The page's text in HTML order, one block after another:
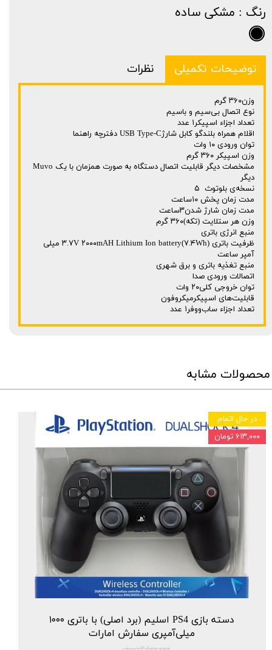
رنگ : مشکی ساده
توضیحات تکمیلی نظرات
وزن۳۶۰ گرم
نوع اتصال بی‌سیم و باسیم
تعداد اجزاء اسپیکر۱ عدد
اقلام همراه بلندگو کابل شارژUSB Type-C دفترچه راهنما
توان ورودی ۱۰ وات
وزن اسپیکر ۳۶۰ گرم
مشخصات دیگر قابلیت اتصال دستگاه به صورت همزمان با یک Muvo
دیگر
نسخه‌ی بلوتوث ۵
مدت زمان پخش ۱۰ساعت
مدت زمان شارژ شدن۳ساعت
وزن هر ستلایت (تکه)۳۶۰ گرم
منبع انرژی باتری
ظرفیت باتری ۳.۷V ۲۰۰۰mAH Lithium Ion battery(۷.۴Wh) میلی
آمپر ساعت
منبع تغذیه باتری و برق شهری
اتصالات ورودی صدا
توان خروجی کلی۲۰ وات
قابلیت‌های اسپیکرمیکروفون
تعداد اجزاء ساب‌ووفر۱ عدد
محصولات مشابه
دسته بازی PS4 اسلیم (برد اصلی) با باتری ۱۰۰۰
میلی‌آمپری سفارش امارات
در حال اتمام
۶۱۳,۰۰۰ تومان